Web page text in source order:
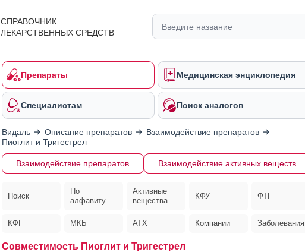
СПРАВОЧНИК
ЛЕКАРСТВЕННЫХ СРЕДСТВ
Препараты Медицинская энциклопедия
Специалистам Поиск аналогов
Видаль Описание препаратов
Взаимодействие препаратов
Пиоглит и Тригестрел
Взаимодействие препаратов Взаимодействие активных веществ
Поиск
По
алфавиту
Активные
вещества
КФУ ФТГ
КФГ МКБ АТХ Компании Заболевания
Совместимость Пиоглит и Тригестрел